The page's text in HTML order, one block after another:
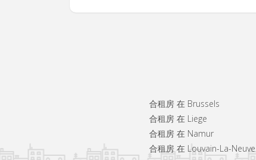
合租房 在 Brussels
合租房 在 Liege
合租房 在 Namur
合租房 在 Louvain-La-Neuve